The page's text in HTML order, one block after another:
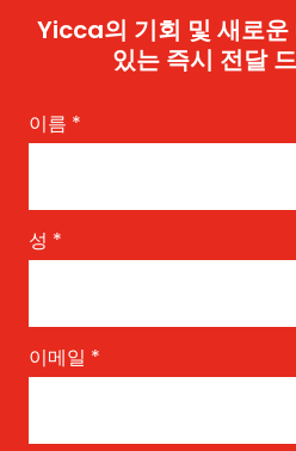
Yicca의 기회 및 새로운
있는 즉시 전달
이름 *
성 *
이메일 *